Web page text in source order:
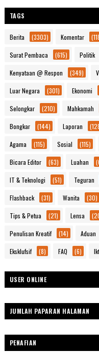
TAGS
Berita (3303) Komentar
Surat Pembaca (615) Politik
Kenyataan @ Respon (349)
Luar Negara (301) Ekonomi
Selongkar (210) Mahkamah
Bongkar (144) Laporan
Agama (115) Sosial (115)
Bicara Editor (63) Luahan
IT & Teknologi (51) Teguran
Flashback (31) Wanita (30)
Tips & Petua (21) Lensa
Penulisan Kreatif (14) Aduan
Eksklufsif (8) FAQ (6)
USER ONLINE
JUMLAH PAPARAN HALAMAN
PENAFIAN